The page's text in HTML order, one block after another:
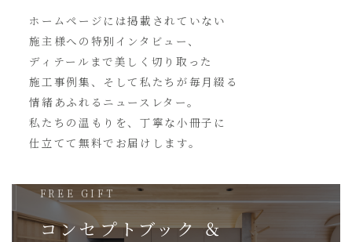
ホームページには掲載されていない
施主様への特別インタビュー、
ディテールまで美しく切り取った
施工事例集、そして私たちが毎月綴る
情緒あふれるニュースレター。
私たちの温もりを、丁寧な小冊子に
仕立てて無料でお届けします。
FREE GIFT
コンセプトブック ＆